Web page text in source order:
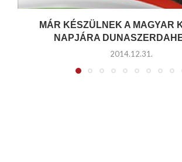
MÁR KÉSZÜLNEK A MAGYAR
NAPJÁRA
2014.12.31.